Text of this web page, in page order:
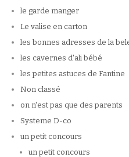
le garde manger
Le valise en carton
les bonnes adresses de la
les cavernes d'ali bébé
les petites astuces de Fantine
Non classé
on n'est pas que des parents
Systeme D-co
un petit concours
un petit concours